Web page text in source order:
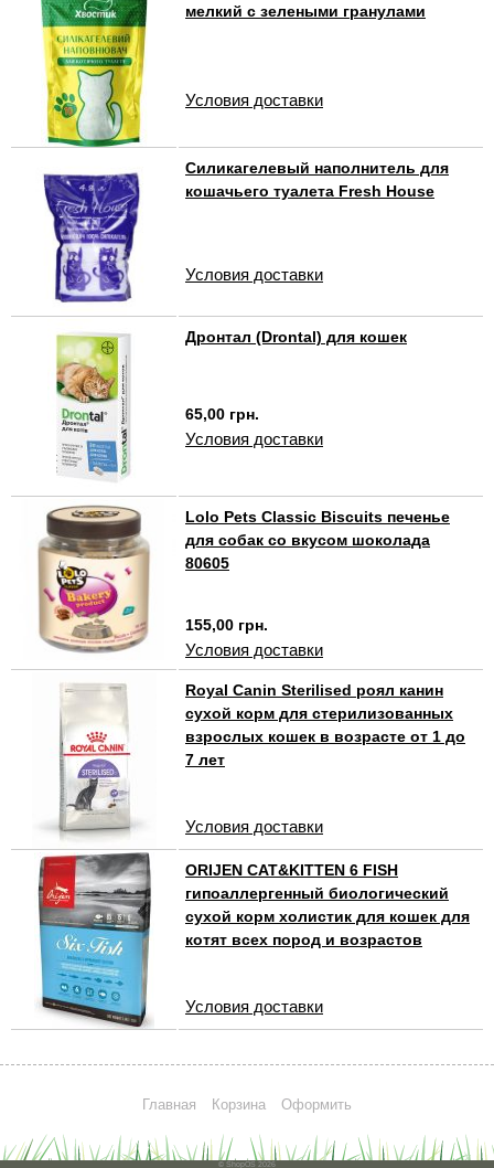
мелкий с зелеными гранулами
Условия доставки
Силикагелевый наполнитель для
кошачьего туалета Fresh House
Условия доставки
Дронтал (Drontal) для кошек
65,00 грн.
Условия доставки
Lolo Pets Classic Biscuits печенье
для собак со вкусом шоколада
80605
155,00 грн.
Условия доставки
Royal Canin Sterilised роял канин
сухой корм для стерилизованных
взрослых кошек в возрасте от 1 до
7 лет
Условия доставки
ORIJEN CAT&KITTEN 6 FISH
гипоаллергенный биологический
сухой корм холистик для кошек для
котят всех пород и возрастов
Условия доставки
Главная Корзина Оформить
© ShopOS 2026